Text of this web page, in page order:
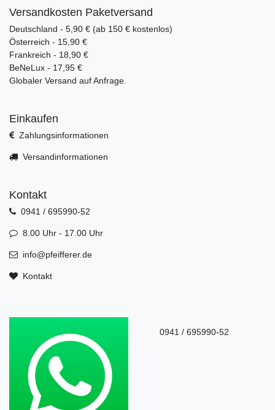
Versandkosten Paketversand
Deutschland - 5,90 € (ab 150 € kostenlos)
Österreich - 15,90 €
Frankreich - 18,90 €
BeNeLux - 17,95 €
Globaler Versand auf Anfrage.
Einkaufen
Zahlungsinformationen
Versandinformationen
Kontakt
0941 / 695990-52
8.00 Uhr - 17.00 Uhr
info@pfeifferer.de
Kontakt
0941 / 695990-52